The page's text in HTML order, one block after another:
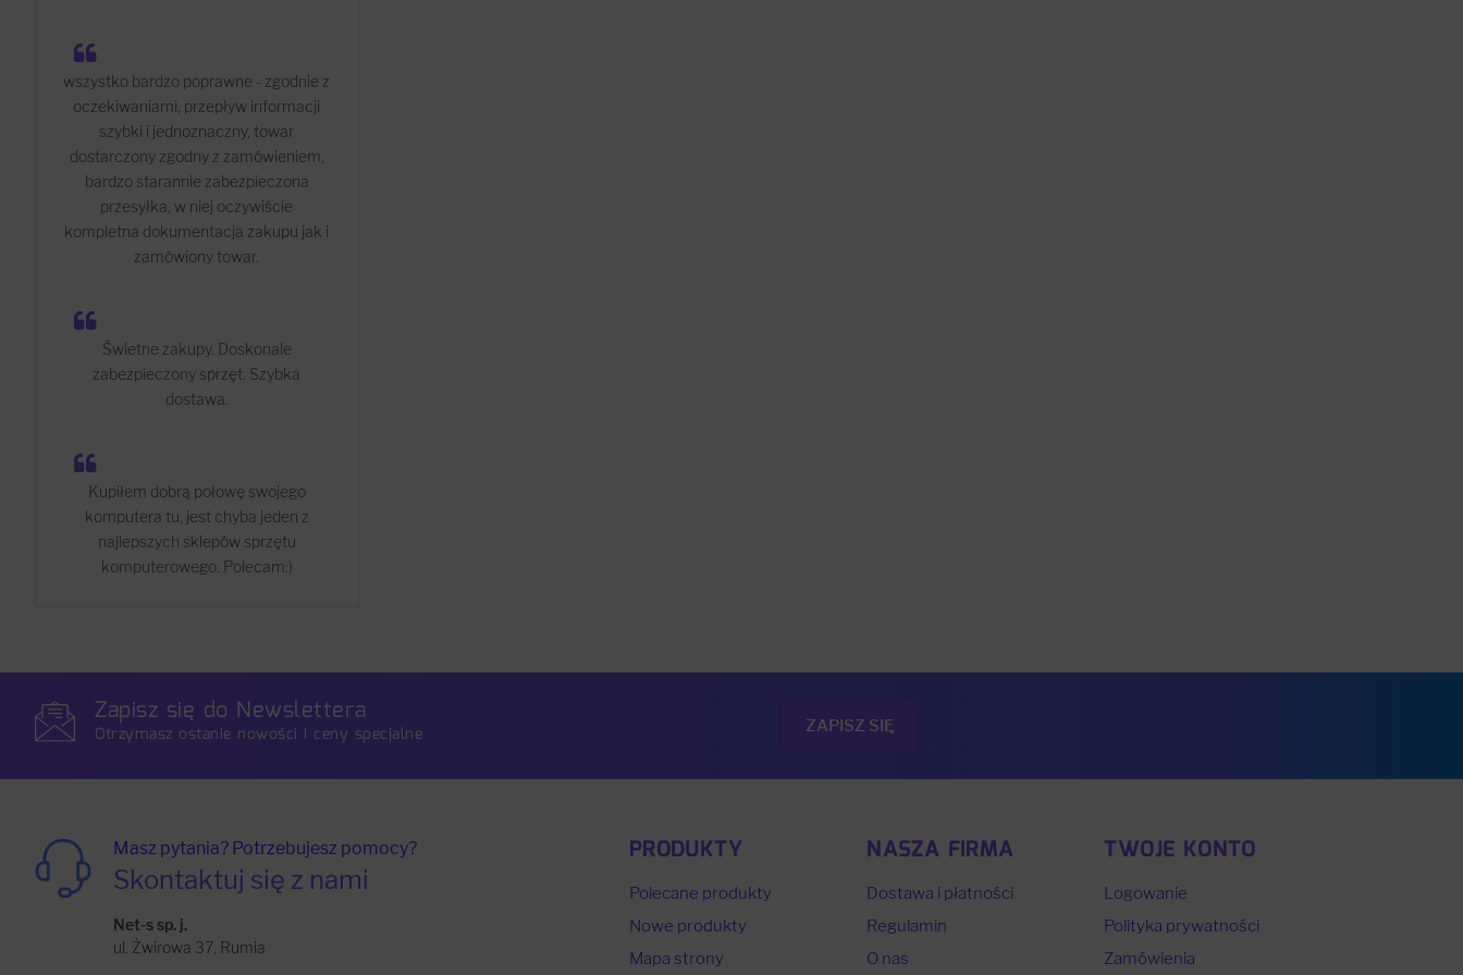
wszystko bardzo poprawne - zgodnie z
oczekiwaniami, przepływ informacji
szybki i jednoznaczny, towar
dostarczony zgodny z zamówieniem,
bardzo starannie zabezpieczona
przesyłka, w niej oczywiście
kompletna dokumentacja zakupu jak i
zamówiony towar.
Świetne zakupy. Doskonale
zabezpieczony sprzęt. Szybka
dostawa.
Kupiłem dobrą połowę swojego
komputera tu, jest chyba jeden z
najlepszych sklepów sprzętu
komputerowego. Polecam:)
Zapisz się do Newslettera
Otrzymasz ostanie nowości i ceny specjalne
Masz pytania? Potrzebujesz pomocy?
Skontaktuj się z nami
Net-s sp. j.
ul. Żwirowa 37, Rumia
PRODUKTY
Polecane produkty
Nowe produkty
Mapa strony
NASZA FIRMA
Dostawa i płatności
Regulamin
O nas
TWOJE KONTO
Logowanie
Polityka prywatności
Zamówienia